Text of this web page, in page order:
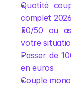
Quotité
complet 2026
50/50 ou
votre
Passer de
en euros
Couple